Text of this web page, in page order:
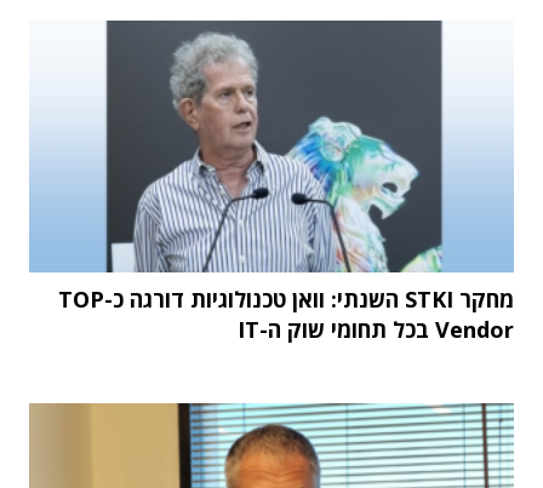
מחקר STKI השנתי: וואן טכנולוגיות דורגה כ-TOP
Vendor בכל תחומי שוק ה-IT